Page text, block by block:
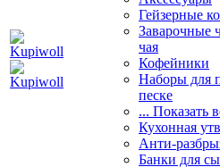
Гейзерные
Заварочные
чая
Кофейники
Наборы для
песке
... Показать
Кухонная
Анти-
Банки для